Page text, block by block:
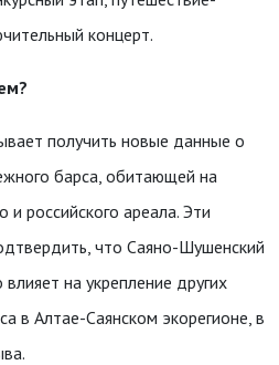
концерт.
получить новые данные о
барса, обитающей на
и российского ареала. Эти
что Саяно-Шушенский
на укрепление других
в Алтае-Саянском экорегионе, в